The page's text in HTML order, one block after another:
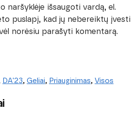
naršyklėje išsaugoti vardą, el.
puslapį, kad jų nebereiktų įvesti
norėsiu parašyti komentarą.
DA'23, Geliai, Priauginimas, Visos